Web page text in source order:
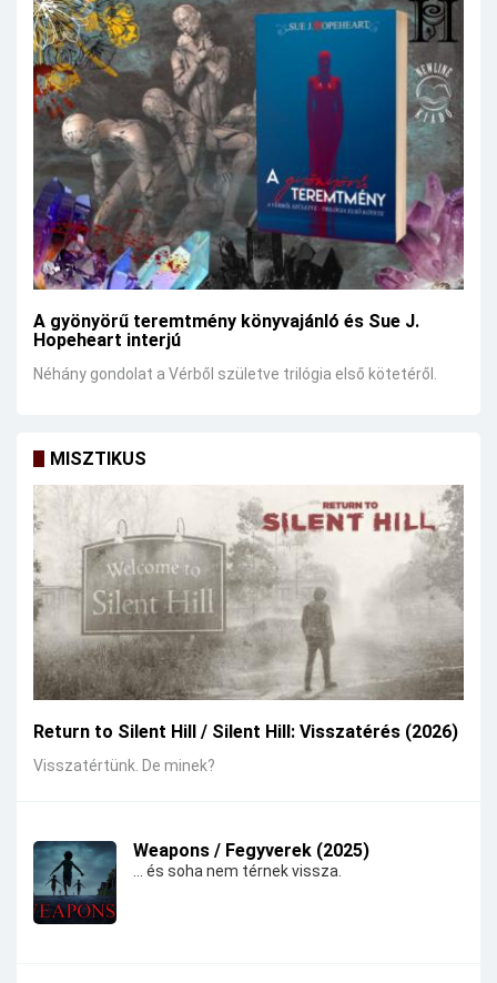
A gyönyörű teremtmény könyvajánló és Sue J.
Hopeheart interjú
Néhány gondolat a Vérből születve trilógia első kötetéről.
MISZTIKUS
Return to Silent Hill / Silent Hill: Visszatérés (2026)
Visszatértünk. De minek?
Weapons / Fegyverek (2025)
... és soha nem térnek vissza.